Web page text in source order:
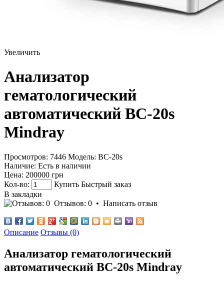
Увеличить
Анализатор
гематологический
автоматический BC-20s
Mindray
Просмотров: 7446 Модель: ВС-20s
Наличие: Есть в наличии
Цена: 200000 грн
Кол-во:
Купить Быстрый заказ
В закладки
Отзывов: 0 • Написать отзыв
Описание Отзывы (0)
Анализатор гематологический
автоматический BC-20s Mindray